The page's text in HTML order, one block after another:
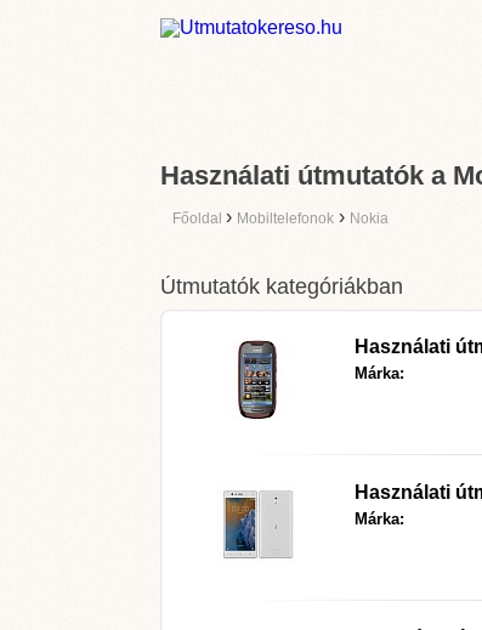
Használati útmutatók a
Főoldal › Mobiltelefonok › Nokia
Útmutatók kategóriákban
Használati
Márka:
Használati
Márka: